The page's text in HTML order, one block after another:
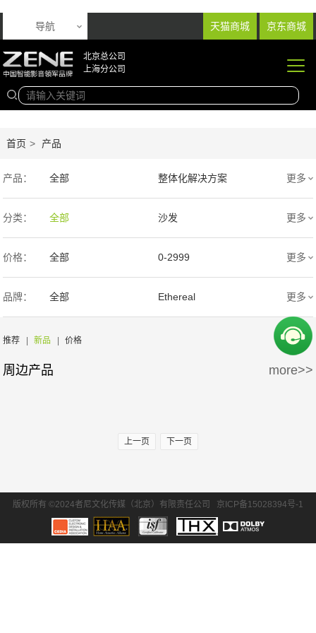
天猫商城 京东商城
导航
北京总公司
上海分公司
首页 > 产品
产品： 全部 整体化解决方案
音响产品 投影产品
专业扩声音箱 幕布产品
声学产品 智能产品
周边产品
更多
分类： 全部 沙发 更多
价格： 全部 0-2999
3000-9999 1万-5万
5万-15万
30万-50万
更多
品牌： 全部 Ethereal
氧空间
Zthester
更多
推荐 | 新品 | 价格
周边产品 more>>
上一页 下一页
版权所有 ©2024者尼文化传媒（北京）有限责任公司 京ICP备15028394号-1